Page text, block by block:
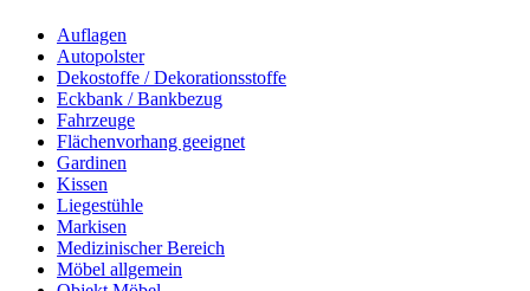
Auflagen
Autopolster
Dekostoffe / Dekorationsstoffe
Eckbank / Bankbezug
Fahrzeuge
Flächenvorhang geeignet
Gardinen
Kissen
Liegestühle
Markisen
Medizinischer Bereich
Möbel allgemein